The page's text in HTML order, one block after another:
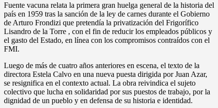
Fuente vacuna relata la primera gran huelga general de la historia del
país en 1959 tras la sanción de la ley de carnes durante el Gobierno
de Arturo Frondizi que pretendía la privatización del Frigorífico
Lisandro de la Torre , con el fin de reducir los empleados públicos y
el gasto del Estado, en línea con los compromisos contraídos con el
FMI.
Luego de más de cuatro años anteriores en escena, el texto de la
directora Estela Calvo en una nueva puesta dirigida por Juan Azar,
se resignifica en el contexto actual. La obra reivindica el sujeto
colectivo que lucha en solidaridad por sus puestos de trabajo, por la
dignidad de un pueblo y en defensa de su historia e identidad.